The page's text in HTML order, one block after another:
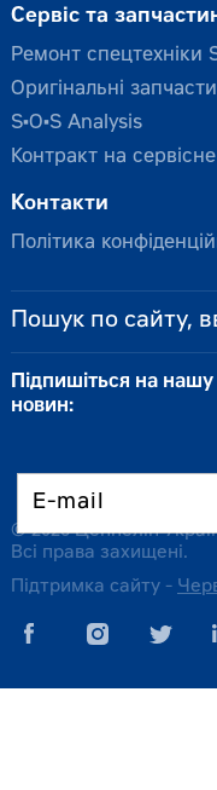
Сервіс та
Ремонт спецтехніки
Оригінальні
S•O•S Analysis
Контракт на
Контакти
Політика
Підпишіться на
новин:
© 2026 Цеппелін
Всі права захищені.
Підтримка сайту -